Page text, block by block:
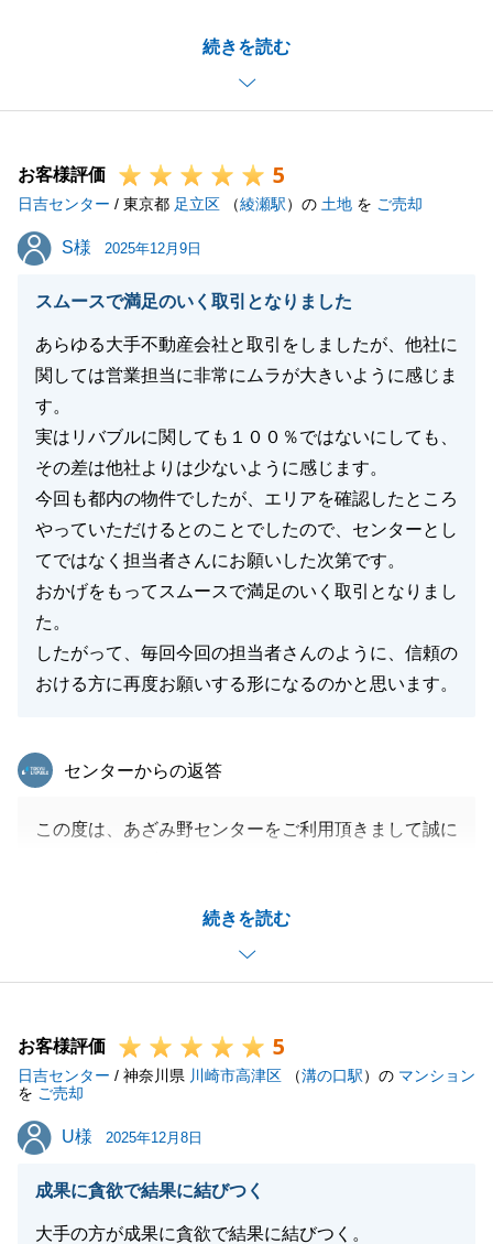
続きを読む
しかし、最終的にご納得いただける金額で成約するこ
とができ良かったです。
軽にご相談ください。
今後とも何卒よろしくお願いいたします。
閉じる
お客様評価 5
日吉センター / 東京都 足立区 （綾瀬駅）の 土地 を ご売却
S様
S様 2025年12月9日
スムースで満足のいく取引となりました
あらゆる大手不動産会社と取引をしましたが、他社に
関しては営業担当に非常にムラが大きいように感じま
す。
実はリバブルに関しても１００％ではないにしても、
その差は他社よりは少ないように感じます。
今回も都内の物件でしたが、エリアを確認したところ
やっていただけるとのことでしたので、センターとし
てではなく担当者さんにお願いした次第です。
おかげをもってスムースで満足のいく取引となりまし
た。
したがって、毎回今回の担当者さんのように、信頼の
おける方に再度お願いする形になるのかと思います。
続きを読む
東急リバブル
センターからの返答
この度は、あざみ野センターをご利用頂きまして誠に
分、より思い入れもあるかと思いましたので、私自身
少しでも良い条件でと思いお手伝いさせて頂きまし
た。
少しでもご負担が少なくなるようと動きましたが、お
忙しい中にもかかわらず、迅速なご対応頂きましてあ
りがとうございました。
お困りごとがございましたら、お気軽にご連絡頂けれ
今後ともよろしくお願いいたします。
お客様評価 5
日吉センター / 神奈川県 川崎市高津区 （溝の口駅）の マンション
を ご売却
U様
U様 2025年12月8日
成果に貪欲で結果に結びつく
大手の方が成果に貪欲で結果に結びつく。